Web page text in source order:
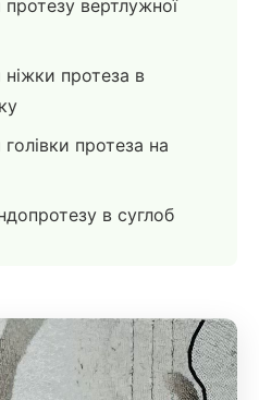
вертлужної
протеза в
протеза на
в суглоб